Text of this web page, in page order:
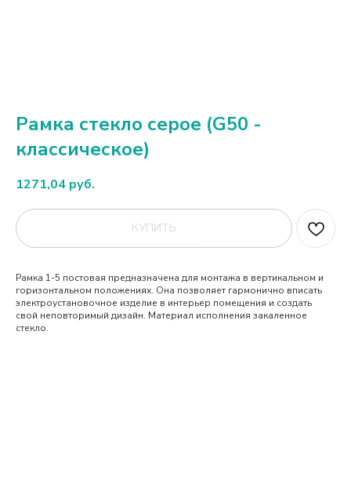
Рамка стекло серое (G50 -
классическое)
1271,04 руб.
КУПИТЬ
Рамка 1-5 постовая предназначена для монтажа в вертикальном и
горизонтальном положениях. Она позволяет гармонично вписать
электроустановочное изделие в интерьер помещения и создать
свой неповторимый дизайн. Материал исполнения закаленное
стекло.